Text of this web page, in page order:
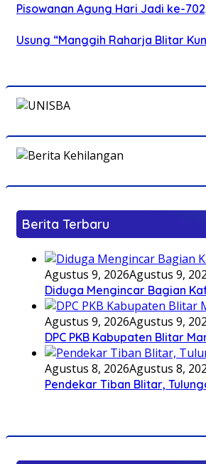
Pisowanan Agung Hari Jadi ke-
Usung “Manggih Raharja Blitar
Berita Terbaru
Agustus 9, 2026Agustus 9,
Diduga Mengincar Bagian
Agustus 9, 2026Agustus 9,
DPC PKB Kabupaten Blitar
Agustus 8, 2026Agustus 8,
Pendekar Tiban Blitar,